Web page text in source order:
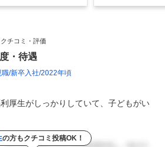
チコミ・評価
・待遇
職 新卒入社 2022年頃
厚生がしっかりしていて、子どもがい
の方もクチコミ投稿OK！